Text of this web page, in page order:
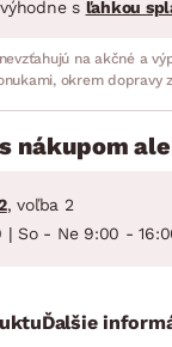
s ľahkou
na akčné a
okrem dopravy
nákupom
, voľba 2
| So - Ne 9:00 -
Ďalšie